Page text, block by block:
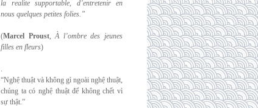
la realite supportable, d’entretenir en
nous quelques petites folies.”
(Marcel Proust,À l’ombre des jeunes
filles en fleurs)
.
“Nghệ thuật và không gì ngoài nghệ thuật,
chúng ta có nghệ thuật để không chết vì
sự thật.”